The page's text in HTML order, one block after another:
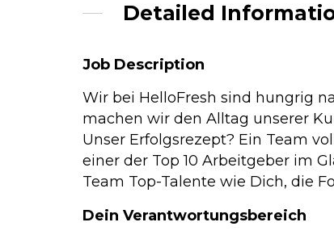
Detailed
Job Description
Wir bei HelloFresh sind hungrig
machen wir den Alltag unserer
Unser Erfolgsrezept? Ein Team
einer der Top 10 Arbeitgeber im
Team Top-Talente wie Dich, die
Dein Verantwortungsbereich